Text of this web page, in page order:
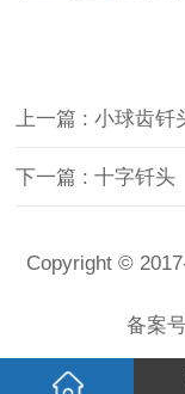
上一篇 : 小球齿钎
下一篇 : 十字钎头
Copyright ©
备案号